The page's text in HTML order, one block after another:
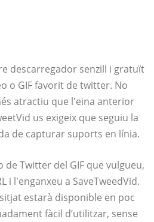
descarregador senzill i gratuït
o GIF favorit de twitter. No
atractiu que l'eina anterior
us exigeix ​​que seguiu la
de capturar suports en línia.
de Twitter del GIF que vulgueu,
i l'enganxeu a SaveTweedVid.
estarà disponible en poc
fàcil d’utilitzar, sense